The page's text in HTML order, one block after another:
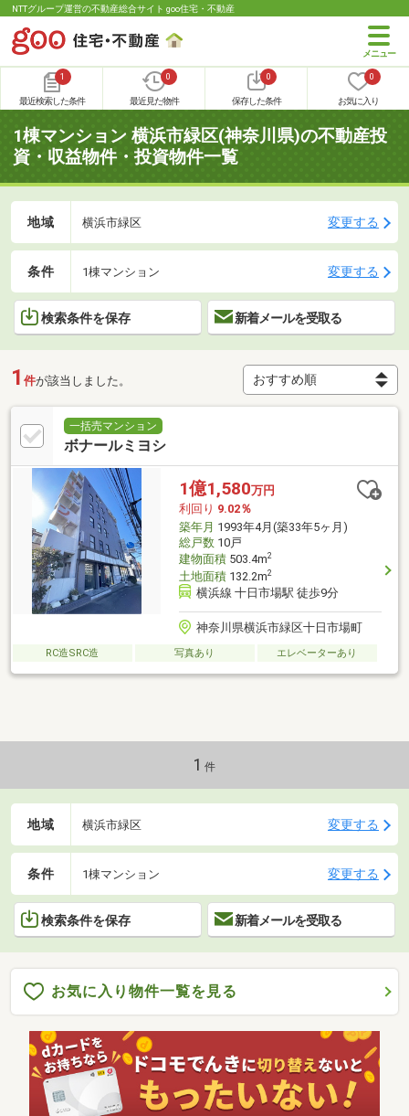
NTTグループ運営の不動産総合サイト goo住宅・不動産
1
最近検索した条件
0
最近見た物件
0
保存した条件
0
お気に入り
1棟マンション 横浜市緑区(神奈川県)の不動産投
資・収益物件・投資物件一覧
地域 横浜市緑区 変更する
条件 1棟マンション 変更する
検索条件を保存 新着メールを受取る
1 件が該当しました。
一括売マンション
ボナールミヨシ
1億1,580万円
利回り 9.02％
築年月 1993年4月(築33年5ヶ月)
総戸数10戸
建物面積503.4m2
土地面積132.2m2
横浜線 十日市場駅 徒歩9分
神奈川県横浜市緑区十日市場町
RC造SRC造 写真あり エレベーターあり
1 件
地域 横浜市緑区 変更する
条件 1棟マンション 変更する
検索条件を保存 新着メールを受取る
お気に入り物件一覧を見る